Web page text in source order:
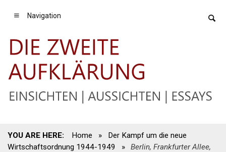
Navigation
YOU ARE HERE: Home »
Der Kampf um die neue
Wirtschaftsordnung 1944-1949
»
Berlin, Frankfurter Allee,